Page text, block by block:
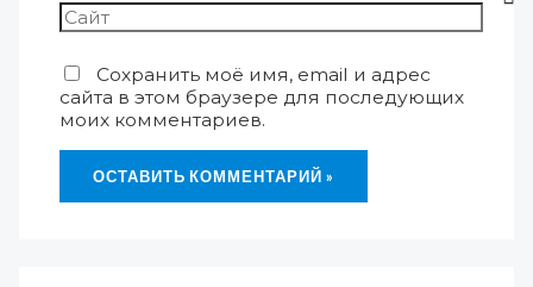
Сохранить моё имя, email и адрес
сайта в этом браузере для последующих
моих комментариев.